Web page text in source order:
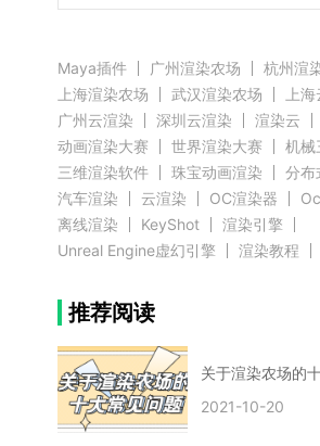
Maya插件 广州渲染农场
杭州渲
上海渲染农场
武汉渲染农场
上
广州云渲染
深圳云渲染 渲染云
动画渲染大赛
世界渲染大赛
机械
三维渲染软件
珠宝动画渲染
分布
汽车渲染
云渲染 OC渲染器
离线渲染
KeyShot
渲染引擎
Unreal Engine虚幻引擎
渲染教程
推荐阅读
3D模型教程
云渲染农场使用教程
渲染图黑色
云渲染农场价格
建筑效果图渲染
渲染速度慢
贴图
CG角色制作心得
动画渲染 在线渲
渲染技巧
雕刻3D模型
推荐阅读
关于渲染农场的
2021-10-20